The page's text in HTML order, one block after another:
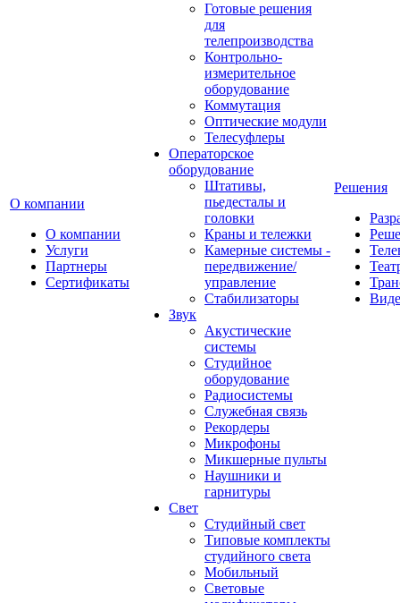
О компании
О компании
Услуги
Партнеры
Сертификаты
Готовые решения
для
телепроизводства
Контрольно-
измерительное
оборудование
Коммутация
Оптические модули
Телесуфлеры
Операторское
оборудование
Штативы,
пьедесталы и
головки
Краны и тележки
Камерные системы -
передвижение/
управление
Стабилизаторы
Звук
Акустические
системы
Студийное
оборудование
Радиосистемы
Служебная связь
Рекордеры
Микрофоны
Микшерные пульты
Наушники и
гарнитуры
Свет
Студийный свет
Типовые комплекты
студийного света
Мобильный
Световые
Решения